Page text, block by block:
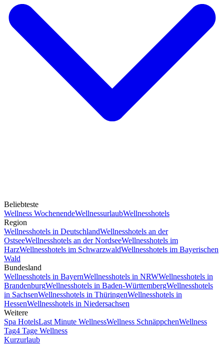
Beliebteste
Wellness WochenendeWellnessurlaubWellnesshotels
Region
Wellnesshotels in DeutschlandWellnesshotels an der
OstseeWellnesshotels an der NordseeWellnesshotels im
HarzWellnesshotels im SchwarzwaldWellnesshotels im Bayerischen
Wald
Bundesland
Wellnesshotels in BayernWellnesshotels in NRWWellnesshotels in
BrandenburgWellnesshotels in Baden-WürttembergWellnesshotels
in SachsenWellnesshotels in ThüringenWellnesshotels in
HessenWellnesshotels in Niedersachsen
Weitere
Spa HotelsLast Minute WellnessWellness SchnäppchenWellness
Tag4 Tage Wellness
Kurzurlaub